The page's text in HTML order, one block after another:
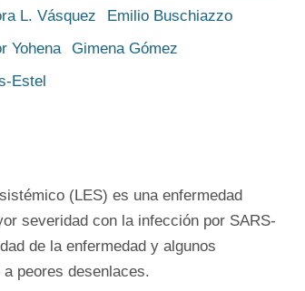
L. Vásquez
Emilio Buschiazzo
Yohena
Gimena Gómez
Estel
(LES) es una enfermedad
severidad con la infección por SARS-
de la enfermedad y algunos
peores desenlaces.